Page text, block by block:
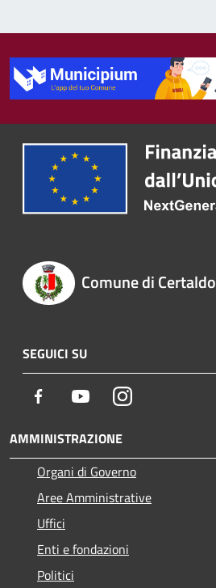
Comune di Certaldo
SEGUICI SU
Facebook YoutubeInstagram
AMMINISTRAZIONE
Organi di Governo
Aree Amministrative
Uffici
Enti e fondazioni
Politici